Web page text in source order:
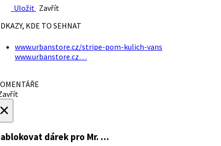
Uložit Zavřít
KDE TO SEHNAT
www.urbanstore.cz/stripe-pom-kulich-vans
www.urbanstore.cz…
dárek pro Mr. …